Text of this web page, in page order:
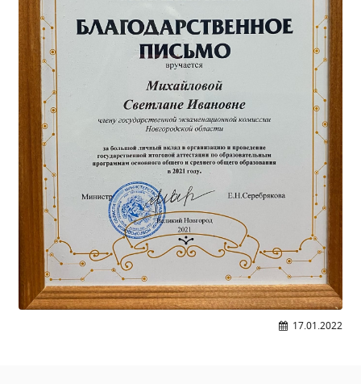
Документы
Образование
Образовательные стандарты и требования
Руководство
Педагогический состав
Материально-техническое обеспечение и
оснащенность образовательного процесса.
Доступная среда
Стипендии и меры поддержки обучающихся
Платные образовательные услуги
Финансово-хозяйственная деятельность
Вакантные места для приёма (перевода)
Международное сотрудничество
Организация питания в образовательной
17.01.2022